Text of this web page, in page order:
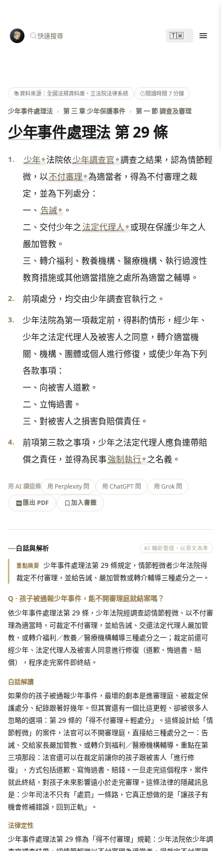
快速搜尋 🇹🇼
📚資料來源：全國法規資料庫、立法院法律系統 🕑閱讀時間 7 分鐘
少年事件處理法 › 第 三 章 少年保護事件 › 第 一 節 調查及審理
少年事件處理法第 29 條
1. 少年 法院依少年調查官 調查之結果，認為情節輕
微，以不付審理 為適當者，得為不付審理之裁
定，並為下列處分：
一、 告誡
。
二、交付少年之法定代理人 或現在保護少年之人
嚴加管教。
三、轉介福利、教養機構、醫療機構、執行過渡性
教育措施或其他適當措施之處所為適當之輔導。
2. 前項處分，均交由少年調查官執行之。
3.
少年法院為第一項裁定前，得斟酌情形，經少年、
少年之法定代理人及被害人之同意，轉介適當機
關、機構、團體或個人進行修復，或使少年為下列
各款事項：
一、向被害人道歉。
二、立悔過書。
三、對被害人之損害負賠償責任。
4.
前項第三款之事項，少年之法定代理人應負連帶賠
償之責任，並得為民事強制執行 之名義。
用 AI 讀這條 用 Perplexity 問 用 ChatGPT 問
用 Grok 問
匯出 PDF
加入書籤
匯出 PDF
加入書籤
白話與解析 AI 輔助整理，以原文為準
重點摘要
少年事件處理法第 29 條規定，情節輕微者少年法院得
裁定不付審理，並給告誡、嚴加管教或轉介輔導三種處分之一。
Q · 孩子被通報少年事件，能不開審理庭就結案嗎？
依少年事件處理法第 29 條，少年法院經調查認情節輕微、以不付審
理為適當時，可裁定不付審理，並給告誡、交還法定代理人嚴加管
教、或轉介福利／教養／醫療機構輔導三種處分之一；裁定前還可
經少年、法定代理人及被害人同意進行修復（道歉、悔過書、賠
償），程序走完案件即終結。
白話解讀
如果你的孩子被通報少年事件，最壞的劇本是進審理庭、被裁定保
護處分、紀錄跟著好幾年。但其實還有一個比這更輕、卻被很多人
忽略的選項：第 29 條的「得不付審理＋輕處分」。這條設計給「情
節輕微」的案件，法官可以不開審理庭，直接給三種處分之一：告
誡、交給家長嚴加管教、或轉介到福利／醫療機構輔導。重點在第
三項那段：法官還可以在裁定前讓你的孩子跟被害人「進行修
復」，方式包括道歉、寫悔過書、賠錢。一旦走完這個程序，案件
就此終結，對孩子未來影響遠小於走完審理。這條法律的隱藏訊息
是：少年司法不只有「處罰」一條路，它真正想做的是「讓孩子有
機會修補錯誤，回到正軌」。
法律定性
少年事件處理法第 29 條為「得不付審理」規範：少年法院依少年調